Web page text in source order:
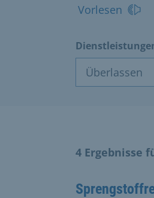
Vorlesen
4 Ergebnisse